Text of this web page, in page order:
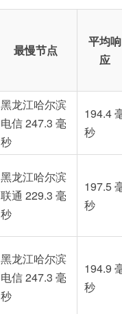
最慢节点
平均响
应
黑龙江哈尔滨
电信 247.3 毫
秒
194.4
秒
黑龙江哈尔滨
联通 229.3 毫
秒
197.5
秒
黑龙江哈尔滨
电信 247.3 毫
秒
194.9
秒